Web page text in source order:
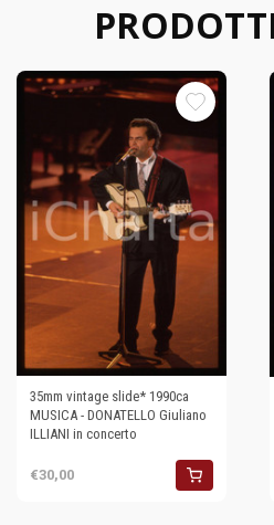
35mm vintage slide* 1990ca
MUSICA - DONATELLO Giuliano
ILLIANI in concerto
€30,00